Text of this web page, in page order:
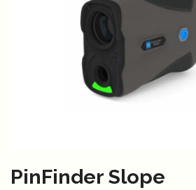
PinFinder Slope